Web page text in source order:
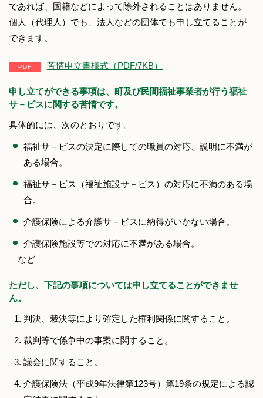
であれば、国籍などによって除外されることはありません。
個人（代理人）でも、法人などの団体でも申し立てることが
できます。
苦情申立書様式（PDF/7KB）
申し立てができる事項は、町及び民間福祉事業者が行う福祉
サ－ビスに関する苦情です。
具体的には、次のとおりです。
福祉サ－ビスの決定に際しての職員の対応、説明に不満が
ある場合。
福祉サ－ビス（福祉施設サ－ビス）の対応に不満のある場
合。
介護保険による介護サ－ビスに納得がいかない場合。
介護保険施設等での対応に不満がある場合。
など
ただし、下記の事項については申し立てることができませ
ん。
判決、裁決等により確定した権利関係に関すること。
裁判等で係争中の事案に関すること。
議会に関すること。
介護保険法（平成9年法律第123号）第19条の規定による認